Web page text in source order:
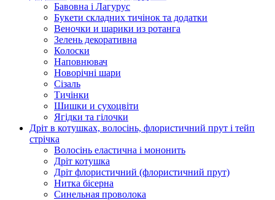
Бавовна і Лагурус
Букети складних тичінок та додатки
Веночки и шарики из ротанга
Зелень декоративна
Колоски
Наповнювач
Новорічні шари
Сізаль
Тичінки
Шишки и сухоцвіти
Ягідки та гілочки
Дріт в котушках, волосінь, флористичний прут і тейп
стрічка
Волосінь еластична і мононить
Дріт котушка
Дріт флористичний (флористичний прут)
Нитка бісерна
Синельная проволока